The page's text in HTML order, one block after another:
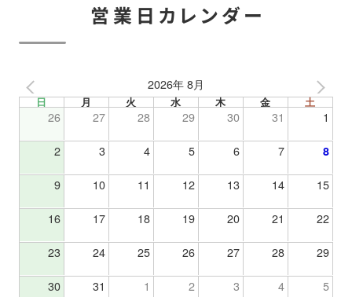
営業日カレンダー
2026年 8月
日 月 火 水 木 金 土
26 27 28 29 30 31 1
2 3 4 5 6 7 8
9 10 11 12 13 14 15
16 17 18 19 20 21 22
23 24 25 26 27 28 29
30 31 1 2 3 4 5